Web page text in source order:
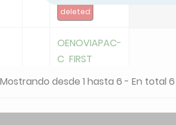
deleted
OENOVIAPAC-
C FIRST
6MR/H
deleted
65
Mostrando desde 1 hasta 6 - En total